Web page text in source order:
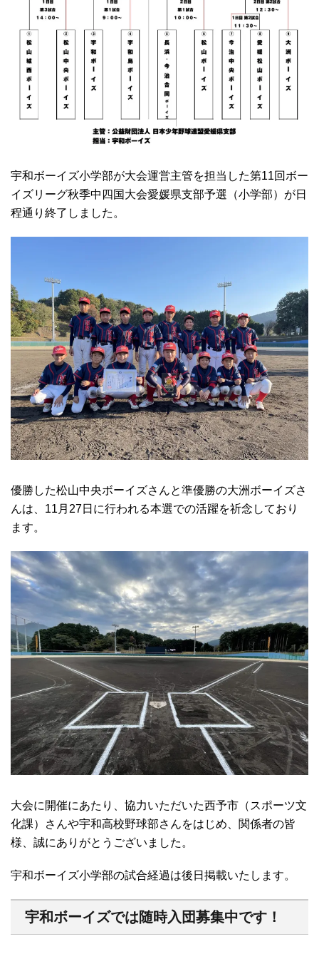
宇和ボーイズ小学部が大会運営主管を担当した第11回ボー
イズリーグ秋季中四国大会愛媛県支部予選（小学部）が日
程通り終了しました。
優勝した松山中央ボーイズさんと準優勝の大洲ボーイズさ
んは、11月27日に行われる本選での活躍を祈念しており
ます。
大会に開催にあたり、協力いただいた西予市（スポーツ文
化課）さんや宇和高校野球部さんをはじめ、関係者の皆
様、誠にありがとうございました。
宇和ボーイズ小学部の試合経過は後日掲載いたします。
宇和ボーイズでは随時入団募集中です！